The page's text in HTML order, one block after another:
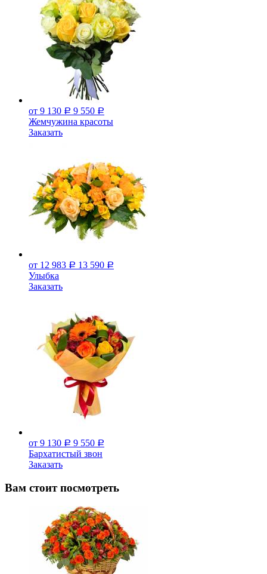
от 9 130 Р 9 550 Р
Жемчужина красоты
Заказать
от 12 983 Р 13 590 Р
Улыбка
Заказать
от 9 130 Р 9 550 Р
Бархатистый звон
Заказать
Вам стоит посмотреть